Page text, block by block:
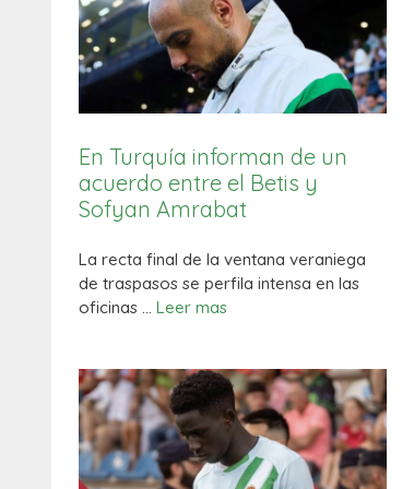
En Turquía informan de un
acuerdo entre el Betis y
Sofyan Amrabat
La recta final de la ventana veraniega
de traspasos se perfila intensa en las
oficinas … Leer mas